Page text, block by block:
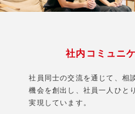
社内コミュニ
社員同士の交流を通じて、相
機会を創出し、社員一人ひと
実現しています。